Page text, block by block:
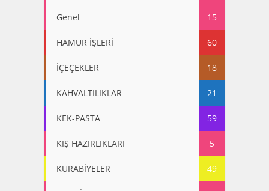
Genel 15
HAMUR İŞLERİ 60
İÇEÇEKLER 18
KAHVALTILIKLAR 21
KEK-PASTA 59
KIŞ HAZIRLIKLARI 5
KURABİYELER 49